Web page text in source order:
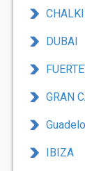
DUBAI
GRAN
IBIZA